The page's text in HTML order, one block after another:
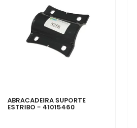
ABRACADEIRA SUPORTE
ESTRIBO - 41015460